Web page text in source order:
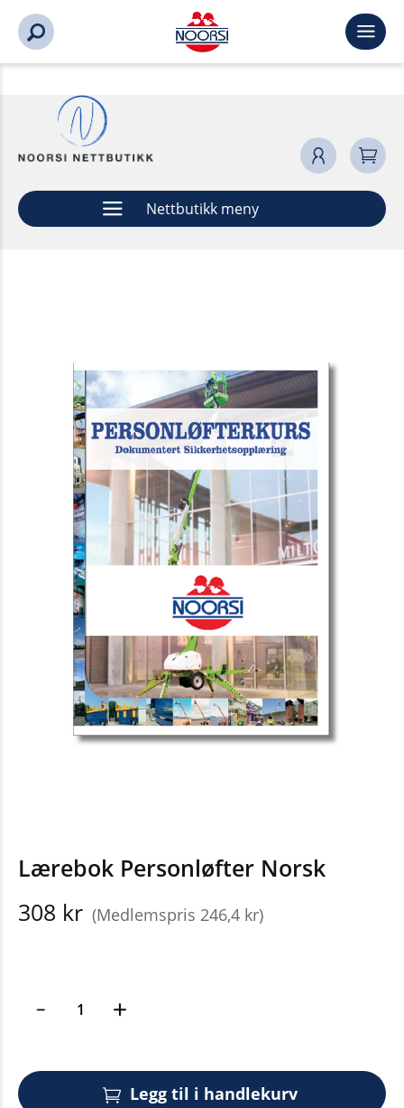
Nettbutikk meny
Lærebok Personløfter Norsk
308 kr (Medlemspris 246,4 kr)
Legg til i handlekurv